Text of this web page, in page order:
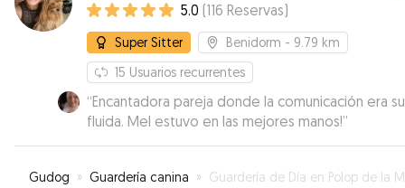
5.0 (116 Reservas)
Super Sitter Benidorm - 9.79 km
15 Usuarios recurrentes
“Encantadora pareja donde la comunicación era
fluida. Mel estuvo en las mejores manos!”
Gudog » Guardería canina » Guardería de Día en Polop de la